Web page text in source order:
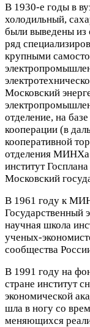
В 1930‑е годы в
холодильный,
были выведены из
ряд
крупными
Московский
отделение, на
кооперации (в
кооперативной
отделения МИНХа
институт
Московский
В 1961 году к
Государственный
научная школа
сообщества
В 1991 году на
стране институт
экономической
шла в ногу со
меняющихся